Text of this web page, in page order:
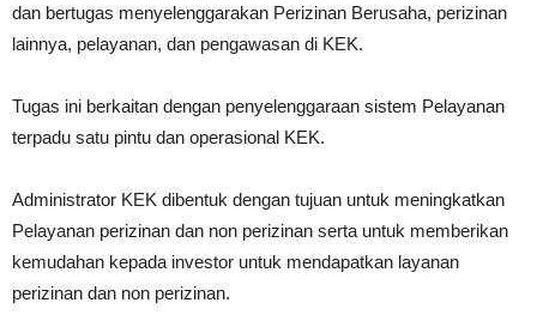
dan bertugas menyelenggarakan Perizinan Berusaha, perizinan
lainnya, pelayanan, dan pengawasan di KEK.
Tugas ini berkaitan dengan penyelenggaraan sistem Pelayanan
terpadu satu pintu dan operasional KEK.
Administrator KEK dibentuk dengan tujuan untuk meningkatkan
Pelayanan perizinan dan non perizinan serta untuk memberikan
kemudahan kepada investor untuk mendapatkan layanan
perizinan dan non perizinan.